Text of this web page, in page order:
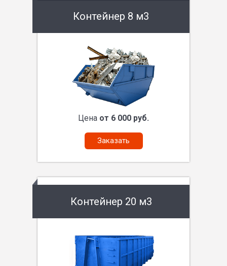
Контейнер 8 м3
Цена от 6 000 руб.
Заказать
Контейнер 20 м3